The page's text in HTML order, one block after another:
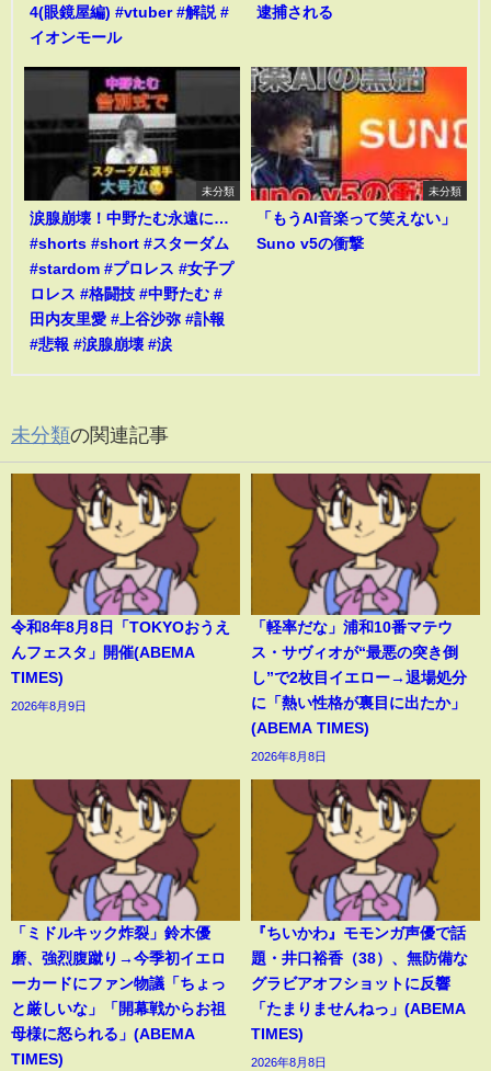
4(眼鏡屋編) #vtuber #解説 #
イオンモール
逮捕される
未分類
涙腺崩壊！中野たむ永遠に…
#shorts #short #スターダム
#stardom #プロレス #女子プ
ロレス #格闘技 #中野たむ #
田内友里愛 #上谷沙弥 #訃報
#悲報 #涙腺崩壊 #涙
未分類
「もうAI音楽って笑えない」
Suno v5の衝撃
未分類の関連記事
令和8年8月8日「TOKYOおうえ
んフェスタ」開催(ABEMA
TIMES)
2026年8月9日
「軽率だな」浦和10番マテウ
ス・サヴィオが“最悪の突き倒
し”で2枚目イエロー→退場処分
に「熱い性格が裏目に出たか」
(ABEMA TIMES)
2026年8月8日
「ミドルキック炸裂」鈴木優
磨、強烈腹蹴り→今季初イエロ
ーカードにファン物議「ちょっ
と厳しいな」「開幕戦からお祖
母様に怒られる」(ABEMA
TIMES)
『ちいかわ』モモンガ声優で話
題・井口裕香（38）、無防備な
グラビアオフショットに反響
「たまりませんねっ」(ABEMA
TIMES)
2026年8月8日